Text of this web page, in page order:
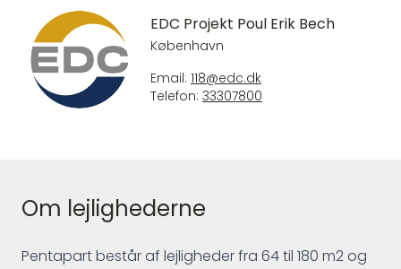
EDC Projekt Poul Erik Bech
København
Email: 118@edc.dk
Telefon: 33307800
Om lejlighederne
Pentapart består af lejligheder fra 64 til 180 m2 og